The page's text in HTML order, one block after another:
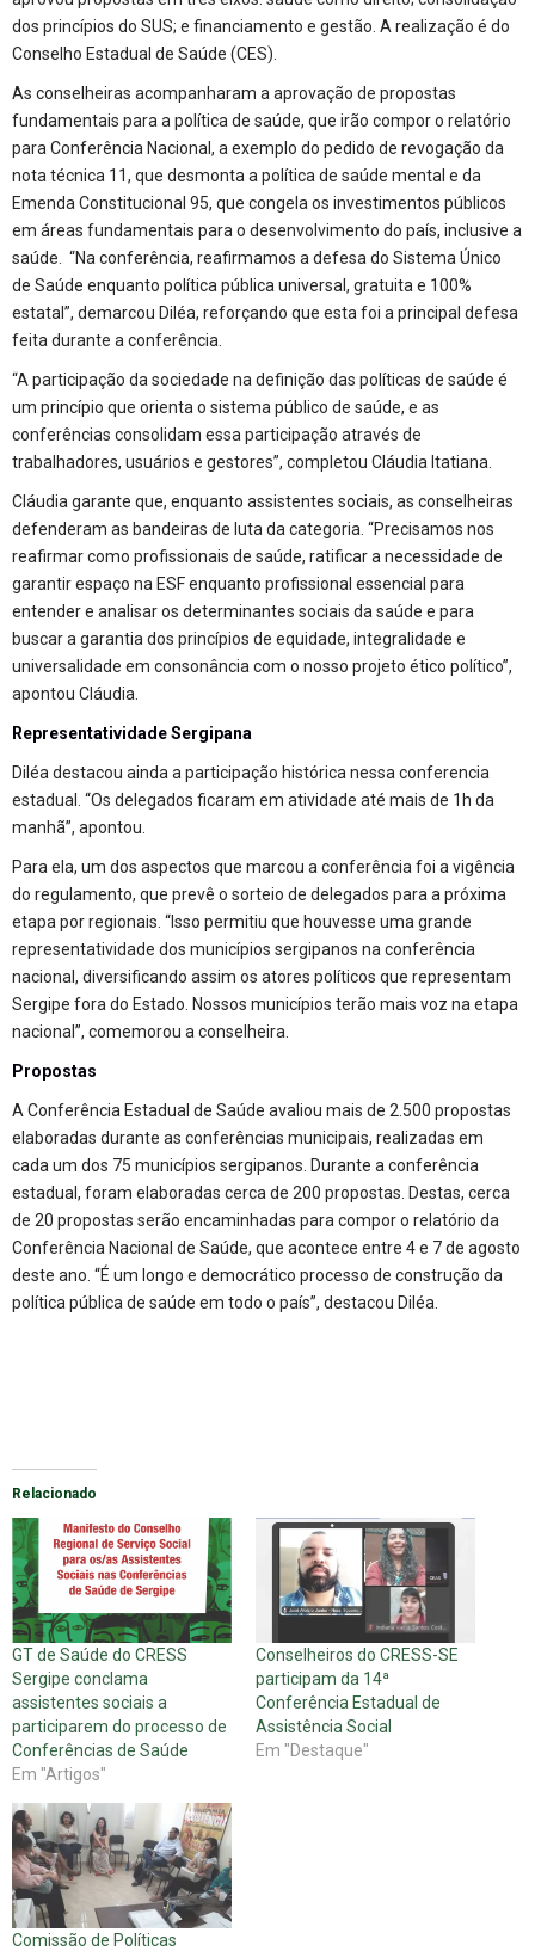
dos princípios do SUS; e financiamento e gestão. A realização é do
Conselho Estadual de Saúde (CES).
As conselheiras acompanharam a aprovação de propostas
fundamentais para a política de saúde, que irão compor o relatório
para Conferência Nacional, a exemplo do pedido de revogação da
nota técnica 11, que desmonta a política de saúde mental e da
Emenda Constitucional 95, que congela os investimentos públicos
em áreas fundamentais para o desenvolvimento do país, inclusive a
saúde. “Na conferência, reafirmamos a defesa do Sistema Único
de Saúde enquanto política pública universal, gratuita e 100%
estatal”, demarcou Diléa, reforçando que esta foi a principal defesa
feita durante a conferência.
“A participação da sociedade na definição das políticas de saúde é
um princípio que orienta o sistema público de saúde, e as
conferências consolidam essa participação através de
trabalhadores, usuários e gestores”, completou Cláudia Itatiana.
Cláudia garante que, enquanto assistentes sociais, as conselheiras
defenderam as bandeiras de luta da categoria. “Precisamos nos
reafirmar como profissionais de saúde, ratificar a necessidade de
garantir espaço na ESF enquanto profissional essencial para
entender e analisar os determinantes sociais da saúde e para
buscar a garantia dos princípios de equidade, integralidade e
universalidade em consonância com o nosso projeto ético político”,
apontou Cláudia.
Representatividade Sergipana
Diléa destacou ainda a participação histórica nessa conferencia
estadual. “Os delegados ficaram em atividade até mais de 1h da
manhã”, apontou.
Para ela, um dos aspectos que marcou a conferência foi a vigência
do regulamento, que prevê o sorteio de delegados para a próxima
etapa por regionais. “Isso permitiu que houvesse uma grande
representatividade dos municípios sergipanos na conferência
nacional, diversificando assim os atores políticos que representam
Sergipe fora do Estado. Nossos municípios terão mais voz na etapa
nacional”, comemorou a conselheira.
Propostas
A Conferência Estadual de Saúde avaliou mais de 2.500 propostas
elaboradas durante as conferências municipais, realizadas em
cada um dos 75 municípios sergipanos. Durante a conferência
estadual, foram elaboradas cerca de 200 propostas. Destas, cerca
de 20 propostas serão encaminhadas para compor o relatório da
Conferência Nacional de Saúde, que acontece entre 4 e 7 de agosto
deste ano. “É um longo e democrático processo de construção da
política pública de saúde em todo o país”, destacou Diléa.
Relacionado
GT de Saúde do CRESS
Sergipe conclama
assistentes sociais a
participarem do processo de
Conferências de Saúde
Em "Artigos"
Conselheiros do CRESS-SE
participam da 14ª
Conferência Estadual de
Assistência Social
Em "Destaque"
Comissão de Políticas